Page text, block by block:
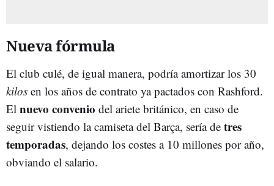
Nueva fórmula
El club culé, de igual manera, podría amortizar los 30
kilos en los años de contrato ya pactados con Rashford.
El nuevo convenio del ariete británico, en caso de
seguir vistiendo la camiseta del Barça, sería de tres
temporadas, dejando los costes a 10 millones por año,
obviando el salario.